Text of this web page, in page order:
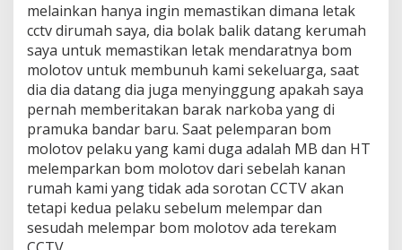
melainkan hanya ingin memastikan dimana letak
cctv dirumah saya, dia bolak balik datang kerumah
saya untuk memastikan letak mendaratnya bom
molotov untuk membunuh kami sekeluarga, saat
dia dia datang dia juga menyinggung apakah saya
pernah memberitakan barak narkoba yang di
pramuka bandar baru. Saat pelemparan bom
molotov pelaku yang kami duga adalah MB dan HT
melemparkan bom molotov dari sebelah kanan
rumah kami yang tidak ada sorotan CCTV akan
tetapi kedua pelaku sebelum melempar dan
sesudah melempar bom molotov ada terekam